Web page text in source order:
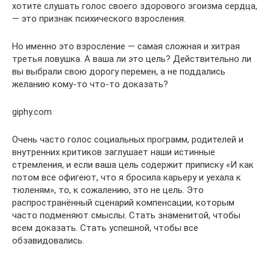
хотите слушать голос своего здорового эгоизма сердца,
— это признак психического взросления.
Но именно это взросление — самая сложная и хитрая
третья ловушка. А ваша ли это цель? Действительно ли
вы выбрали свою дорогу перемен, а не поддались
желанию кому-то что-то доказать?
giphy.com
Очень часто голос социальных программ, родителей и
внутренних критиков заглушает наши истинные
стремления, и если ваша цель содержит приписку «И как
потом все офигеют, что я бросила карьеру и уехала к
тюленям», то, к сожалению, это не цель. Это
распространённый сценарий компенсации, которым
часто подменяют смыслы. Стать знаменитой, чтобы
всем доказать. Стать успешной, чтобы все
обзавидовались.